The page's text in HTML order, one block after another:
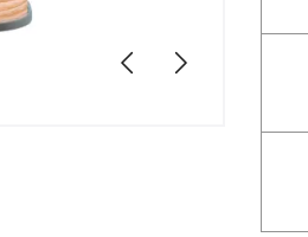
Poprzednie
Dalej